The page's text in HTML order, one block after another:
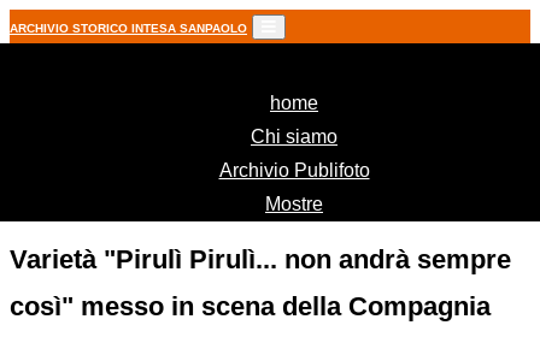
ARCHIVIO STORICO INTESA SANPAOLO
home(current)
Chi siamo
Archivio Publifoto
Mostre
Varietà "Pirulì Pirulì... non andrà sempre
così" messo in scena della Compagnia